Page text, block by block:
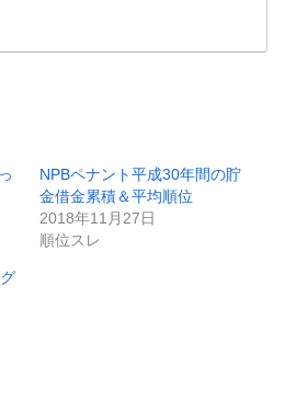
NPBペナント平成30年間の貯
金借金累積＆平均順位
2018年11月27日
順位スレ